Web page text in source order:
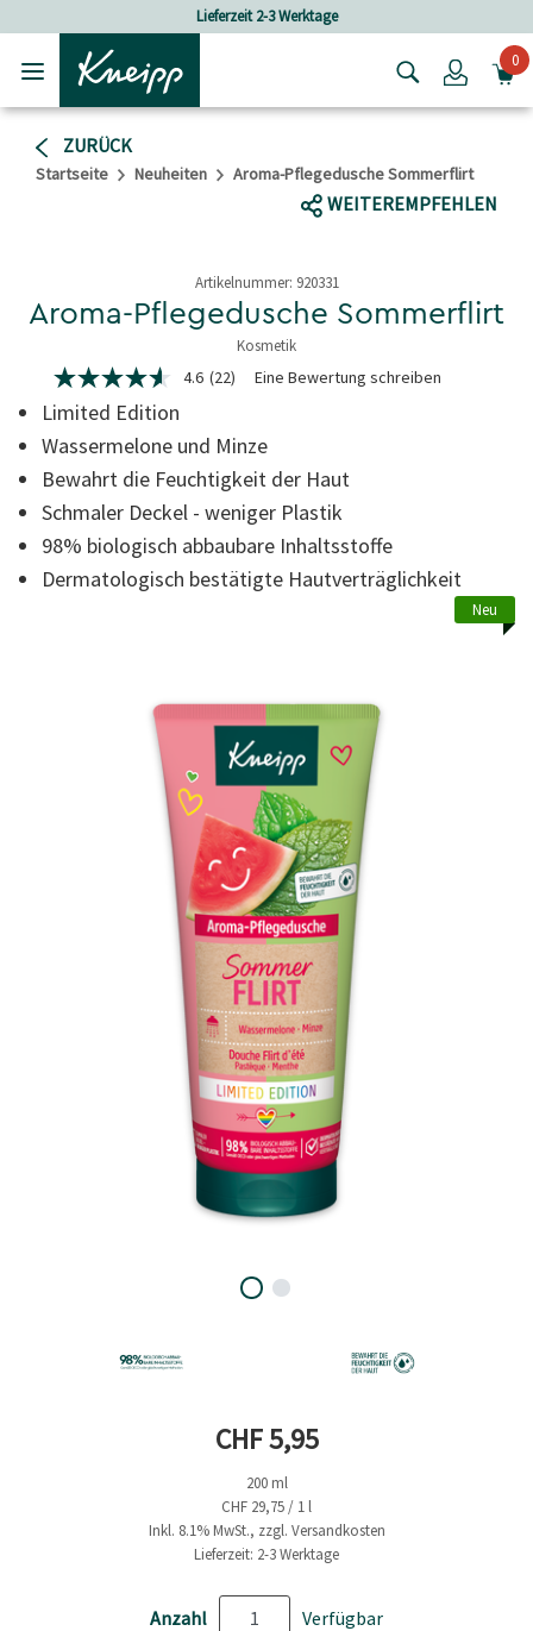
Login0
ZURÜCK
Startseite Neuheiten Aroma-Pflegedusche Sommerflirt
WEITEREMPFEHLEN
Neu
Artikelnummer: 920331
Aroma-Pflegedusche Sommerflirt
Kosmetik
3.7 von 5 Sternen
4.6
von
5
Sternen,
Bewertungswert.
Read
22
Reviews.
Link
zur
4.6 (22) Eine Bewertung schreiben
Limited Edition
Wassermelone und Minze
Bewahrt die Feuchtigkeit der Haut
Schmaler Deckel - weniger Plastik
98% biologisch abbaubare Inhaltsstoffe
Dermatologisch bestätigte Hautverträglichkeit
Aktueller Preis
CHF 5,95
200 ml
CHF 29,75 / 1 l
Inkl. 8.1% MwSt., zzgl. Versandkosten
Lieferzeit: 2-3 Werktage
Anzahl Verfügbar